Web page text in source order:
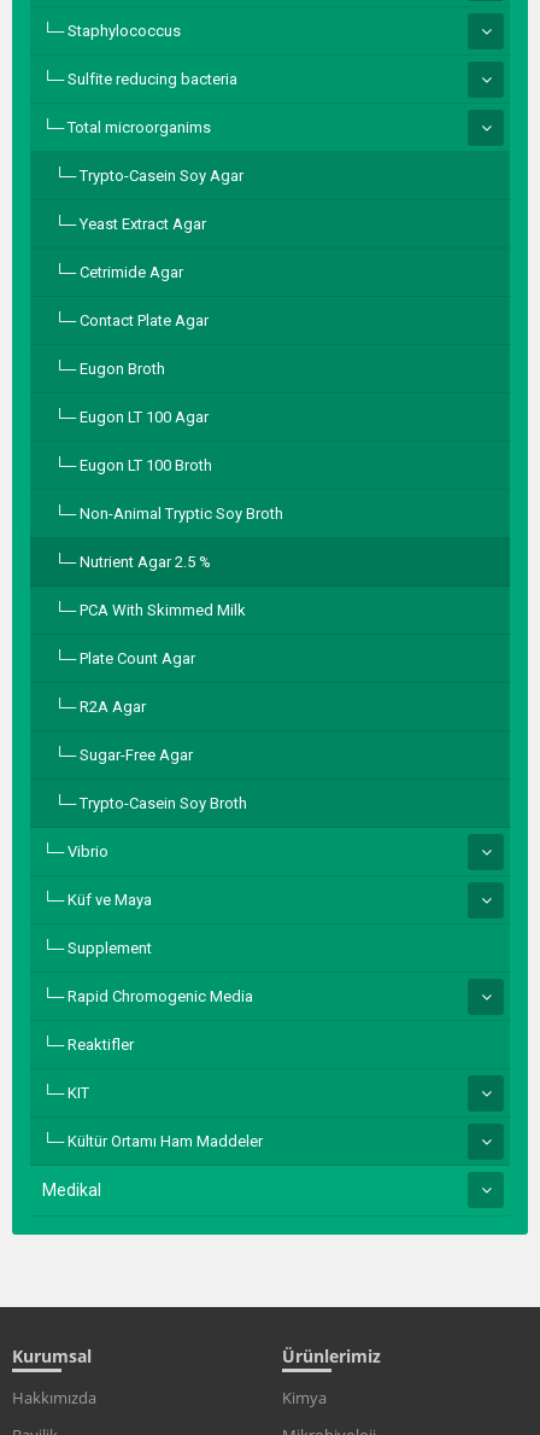
Staphylococcus
Sulfite reducing bacteria
Total microorganims
Trypto-Casein Soy Agar
Yeast Extract Agar
Cetrimide Agar
Contact Plate Agar
Eugon Broth
Eugon LT 100 Agar
Eugon LT 100 Broth
Non-Animal Tryptic Soy Broth
Nutrient Agar 2.5 %
PCA With Skimmed Milk
Plate Count Agar
R2A Agar
Sugar-Free Agar
Trypto-Casein Soy Broth
Vibrio
Küf ve Maya
Supplement
Rapid Chromogenic Media
Reaktifler
KIT
Kültür Ortamı Ham Maddeler
Medikal
Kurumsal
Hakkımızda
Ürünlerimiz
Kimya